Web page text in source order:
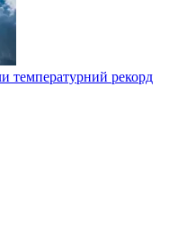
температурний рекорд